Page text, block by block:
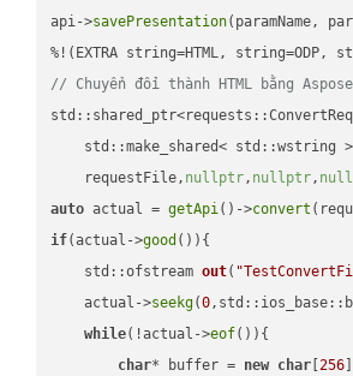
api->savePresentation(paramName,
// Chuyển đổi thành HTML bằng
std::make_shared< std::wstring
    requestFile,
nullptr, nullptr,
auto actual = getApi()->convert
if(actual->good ()){
std::ofstream out(
    actual->
seekg(0
while(!actual->eof()){
char* buffer = new char [256